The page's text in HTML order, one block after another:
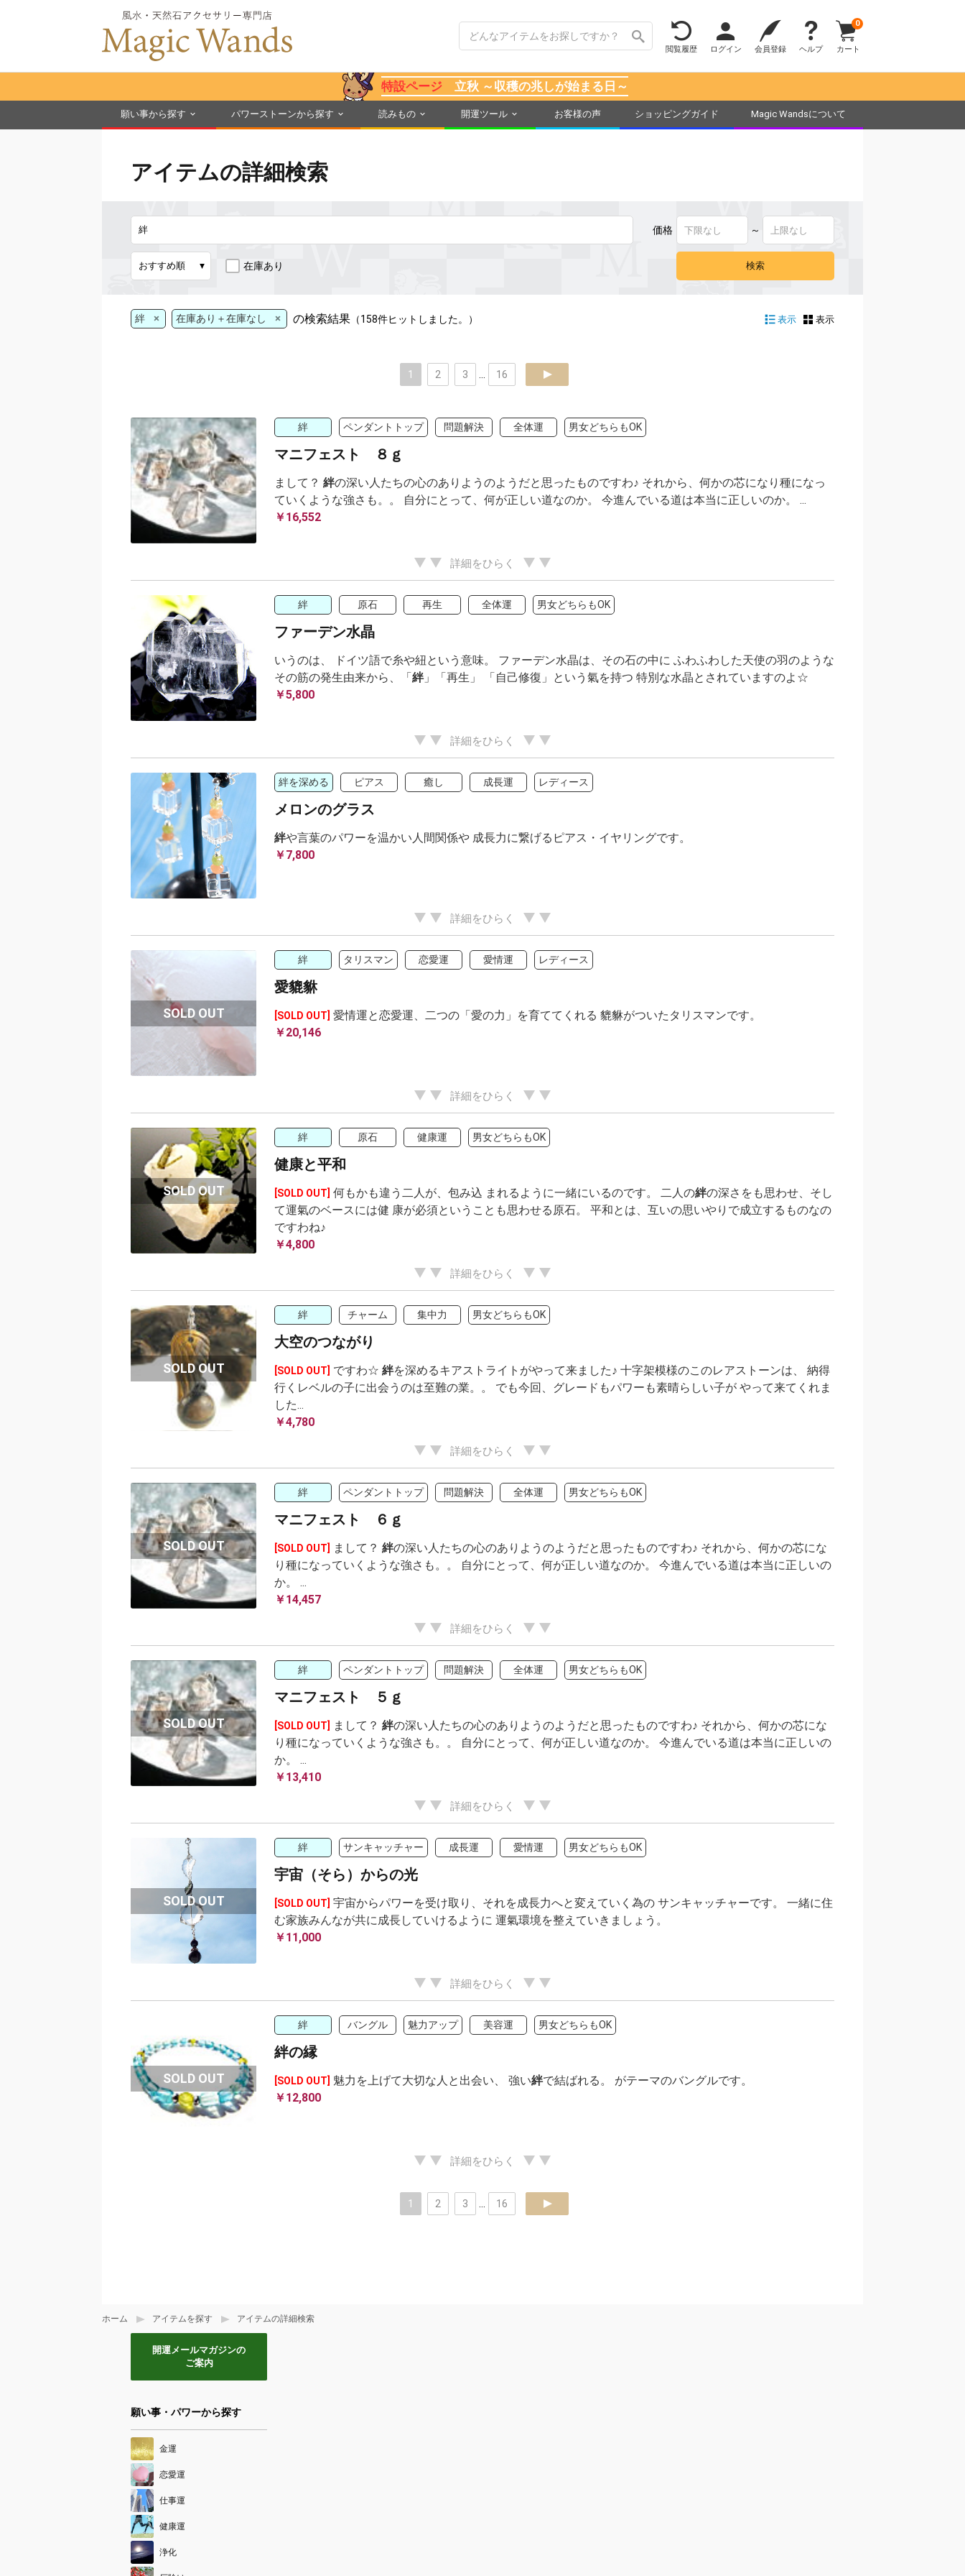
閲覧履歴 ログイン 会員登録 ヘルプ カート
0
特設ページ立秋 ～収穫の兆しが始まる日～
願い事から探す パワーストーンから探す 読みもの 開運ツール お客様の声 ショッピングガイド Magic Wandsについて
ホーム アイテムを探す アイテムの詳細検索
アイテムの詳細検索
価格 ～
在庫あり
絆 × 在庫あり＋在庫なし × の検索結果 （158件ヒットしました。） 表示 表示
1 2 3 16 next
絆 ペンダントトップ 問題解決 全体運 男女どちらもOK
マニフェスト ８ｇ
まして？ 絆の深い人たちの心のありようのようだと思ったものですわ♪ それから、何かの芯になり種になっ
ていくような強さも。。 自分にとって、何が正しい道なのか。 今進んでいる道は本当に正しいのか。 ...
￥16,552
詳細をひらく
絆 原石 再生 全体運 男女どちらもOK
ファーデン水晶
いうのは、 ドイツ語で糸や紐という意味。 ファーデン水晶は、その石の中に ふわふわした天使の羽のような
その筋の発生由来から、「絆」「再生」 「自己修復」という氣を持つ 特別な水晶とされていますのよ☆
￥5,800
詳細をひらく
絆を深める ピアス 癒し 成長運 レディース
メロンのグラス
絆や言葉のパワーを温かい人間関係や 成長力に繋げるピアス・イヤリングです。
￥7,800
詳細をひらく
絆 タリスマン 恋愛運 愛情運 レディース
愛貔貅
[SOLD OUT] 愛情運と恋愛運、二つの「愛の力」を育ててくれる 貔貅がついたタリスマンです。
￥20,146
詳細をひらく
絆 原石 健康運 男女どちらもOK
健康と平和
[SOLD OUT] 何もかも違う二人が、包み込 まれるように一緒にいるのです。 二人の絆の深さをも思わせ、そし
て運氣のベースには健 康が必須ということも思わせる原石。 平和とは、互いの思いやりで成立するものなの
ですわね♪
￥4,800
詳細をひらく
絆 チャーム 集中力 男女どちらもOK
大空のつながり
[SOLD OUT] ですわ☆ 絆を深めるキアストライトがやって来ました♪ 十字架模様のこのレアストーンは、 納得
行くレベルの子に出会うのは至難の業。。 でも今回、グレードもパワーも素晴らしい子が やって来てくれま
した...
￥4,780
詳細をひらく
絆 ペンダントトップ 問題解決 全体運 男女どちらもOK
マニフェスト ６ｇ
[SOLD OUT] まして？ 絆の深い人たちの心のありようのようだと思ったものですわ♪ それから、何かの芯にな
り種になっていくような強さも。。 自分にとって、何が正しい道なのか。 今進んでいる道は本当に正しいの
か。 ...
￥14,457
詳細をひらく
絆 ペンダントトップ 問題解決 全体運 男女どちらもOK
マニフェスト ５ｇ
[SOLD OUT] まして？ 絆の深い人たちの心のありようのようだと思ったものですわ♪ それから、何かの芯にな
り種になっていくような強さも。。 自分にとって、何が正しい道なのか。 今進んでいる道は本当に正しいの
か。 ...
￥13,410
詳細をひらく
絆 サンキャッチャー 成長運 愛情運 男女どちらもOK
宇宙（そら）からの光
[SOLD OUT] 宇宙からパワーを受け取り、それを成長力へと変えていく為の サンキャッチャーです。 一緒に住
む家族みんなが共に成長していけるように 運氣環境を整えていきましょう。
￥11,000
詳細をひらく
絆 バングル 魅力アップ 美容運 男女どちらもOK
絆の縁
[SOLD OUT] 魅力を上げて大切な人と出会い、 強い絆で結ばれる。 がテーマのバングルです。
￥12,800
詳細をひらく
1 2 3 16 next
開運メールマガジンの
ご案内
願い事・パワーから探す
金運
恋愛運
仕事運
健康運
浄化